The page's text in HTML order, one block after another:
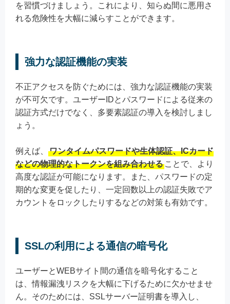
を習慣づけましょう。これにより、知らぬ間に悪用さ
れる危険性を大幅に減らすことができます。
強力な認証機能の実装
不正アクセスを防ぐためには、強力な認証機能の実装
が不可欠です。ユーザーIDとパスワードによる従来の
認証方式だけでなく、多要素認証の導入を検討しまし
ょう。
例えば、
ワンタイムパスワードや生体認証、ICカード
などの物理的なトークンを組み合わせる ことで、より
高度な認証が可能になります。また、パスワードの定
期的な変更を促したり、一定回数以上の認証失敗でア
カウントをロックしたりするなどの対策も有効です。
SSLの利用による通信の暗号化
ユーザーとWEBサイト間の通信を暗号化すること
は、情報漏洩リスクを大幅に下げるために欠かせませ
ん。そのためには、SSLサーバー証明書を導入し、